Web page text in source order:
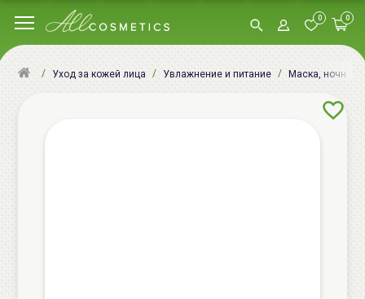
0 0
Уход за кожей лица Увлажнение и питание Маска, ночная